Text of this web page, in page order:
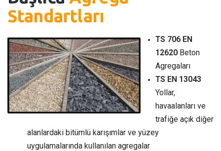
Standartları
TS 706 EN
12620 Beton
Agregaları
TS EN 13043
Yollar,
havaalanları ve
trafiğe açık diğer
alanlardaki bitümlü karışımlar ve yüzey
uygulamalarında kullanılan agregalar